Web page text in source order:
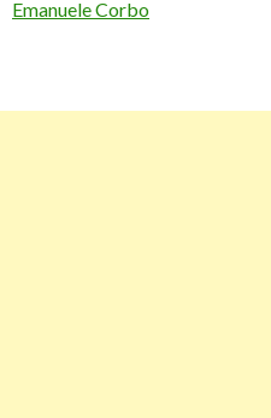
Emanuele Corbo